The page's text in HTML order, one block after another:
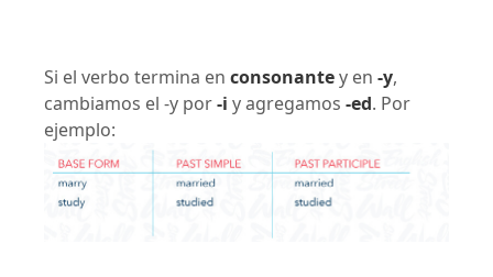
Si el verbo termina en consonantey en -y,
cambiamos el -y por-i y agregamos -ed. Por
ejemplo: